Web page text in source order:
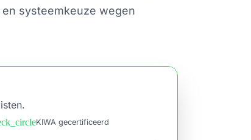
systeemkeuze wegen
KIWA gecertificeerd